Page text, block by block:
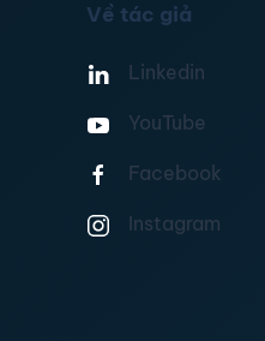
Về tác giả
Linkedin
YouTube
Facebook
Instagram